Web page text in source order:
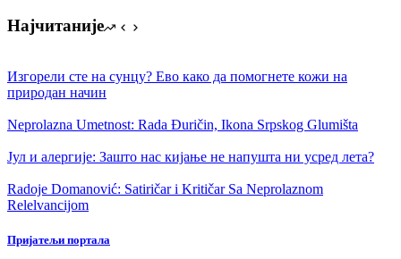
Најчитаније
Изгорели сте на сунцу? Ево како да помогнете кожи на
природан начин
Neprolazna Umetnost: Rada Đuričin, Ikonа Srpskog Glumištа
Јул и алергије: Зашто нас кијање не напушта ни усред лета?
Radoje Domanović: Satiričar i Kritičar Sa Neprolaznom
Relelvancijom
Пријатељи портала